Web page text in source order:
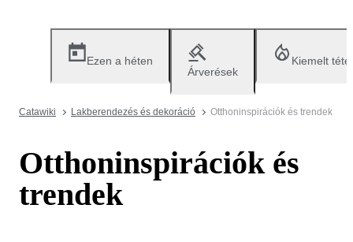
Ezen a héten
Árverések
Kiemelt
Catawiki Lakberendezés és dekoráció Otthoninspirációk és trendek
Otthoninspirációk és
trendek